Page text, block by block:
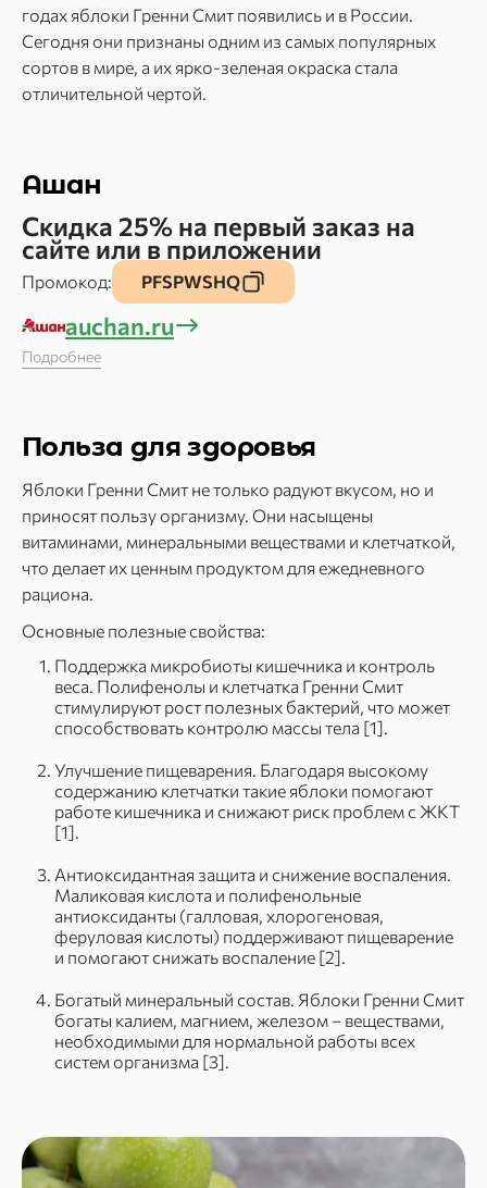
годах яблоки Гренни Смит появились и в России.
Сегодня они признаны одним из самых популярных
сортов в мире, а их ярко-зеленая окраска стала
отличительной чертой.
Ашан
Скидка 25% на первый заказ на
сайте или в приложении
Промокод: PFSPWSHQ
auchan.ru
Подробнее
Польза для здоровья
Яблоки Гренни Смит не только радуют вкусом, но и
приносят пользу организму. Они насыщены
витаминами, минеральными веществами и клетчаткой,
что делает их ценным продуктом для ежедневного
рациона.
Основные полезные свойства:
Поддержка микробиоты кишечника и контроль
веса. Полифенолы и клетчатка Гренни Смит
стимулируют рост полезных бактерий, что может
способствовать контролю массы тела [1].
Улучшение пищеварения. Благодаря высокому
содержанию клетчатки такие яблоки помогают
работе кишечника и снижают риск проблем с ЖКТ
[1].
Антиоксидантная защита и снижение воспаления.
Маликовая кислота и полифенольные
антиоксиданты (галловая, хлорогеновая,
феруловая кислоты) поддерживают пищеварение
и помогают снижать воспаление [2].
Богатый минеральный состав. Яблоки Гренни Смит
богаты калием, магнием, железом – веществами,
необходимыми для нормальной работы всех
систем организма [3].